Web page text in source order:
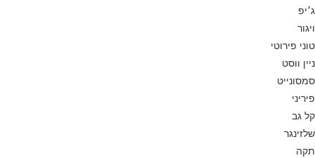
ג׳יפ
ויגור
טוני פירוטי
ניין ווסט
סמסונייט
פיריני
קל גב
שלזינגר
תקה